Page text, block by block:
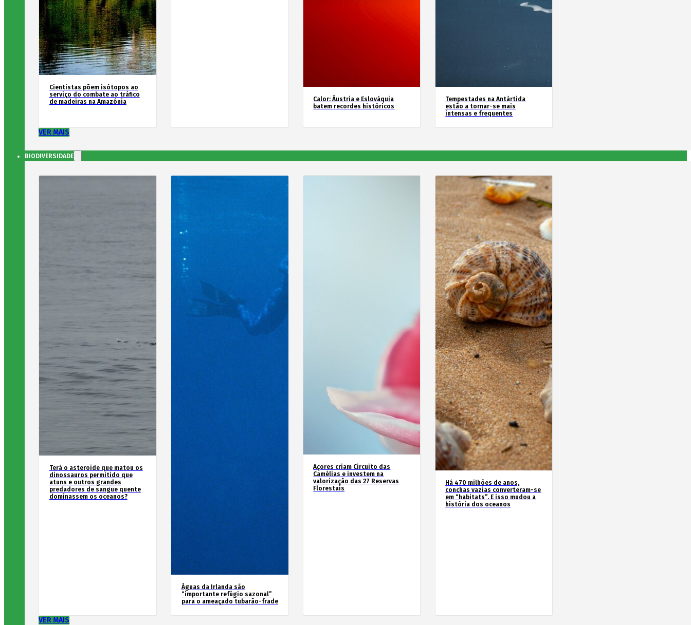
Cientistas põem isótopos ao
serviço do combate ao tráfico
de madeiras na Amazónia
Calor: Áustria e Eslováquia
batem recordes históricos
Tempestades na Antártida
estão a tornar-se mais
intensas e frequentes
VER MAIS
BIODIVERSIDADE
Terá o asteroide que matou os
dinossauros permitido que
atuns e outros grandes
predadores de sangue quente
dominassem os oceanos?
Águas da Irlanda são
“importante refúgio sazonal”
para o ameaçado tubarão-frade
Açores criam Circuito das
Camélias e investem na
valorização das 27 Reservas
Florestais
Há 470 milhões de anos,
conchas vazias converteram-se
em “habitats”. E isso mudou a
história dos oceanos
VER MAIS